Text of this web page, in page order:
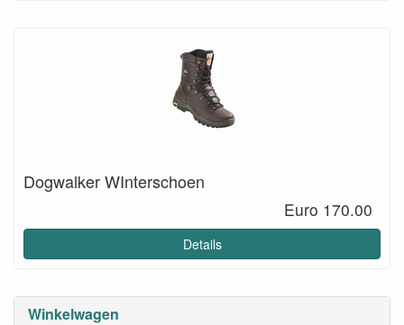
Winkelwagen
Dogwalker WInterschoen
Euro 170.00
Details